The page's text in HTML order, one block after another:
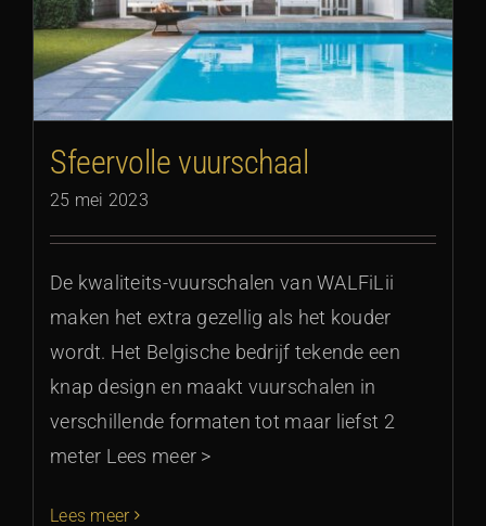
Sfeervolle vuurschaal
25 mei 2023
De kwaliteits-vuurschalen van WALFiLii
maken het extra gezellig als het kouder
wordt. Het Belgische bedrijf tekende een
knap design en maakt vuurschalen in
verschillende formaten tot maar liefst 2
meter Lees meer >
Lees meer